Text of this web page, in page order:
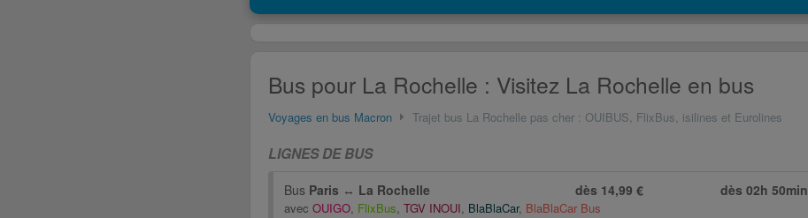
Bus pour La Rochelle : Visitez La Rochelle en bus
Voyages en bus Macron Trajet bus La Rochelle pas cher : OUIBUS, FlixBus, isilines et Eurolines
LIGNES DE BUS
Bus Paris ↔ La Rochelle dès 14,99 € dès 02h 50min
avec OUIGO, FlixBus, TGV INOUI, BlaBlaCar, BlaBlaCar Bus